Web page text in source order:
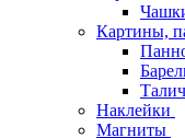
Картины,
Наклейки
Магниты